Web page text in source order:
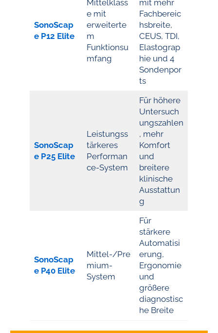
SonoScap
e P12 Elite
Mittelklass
e mit
erweiterte
m
Funktionsu
mfang
mit mehr
Fachbereic
hsbreite,
CEUS, TDI,
Elastograp
hie und 4
Sondenpor
ts
SonoScap
e P25 Elite
Leistungss
tärkeres
Performan
ce-System
Für höhere
Untersuch
ungszahlen
, mehr
Komfort
und
breitere
klinische
Ausstattun
g
SonoScap
e P40 Elite
Mittel-/Pre
mium-
System
Für
stärkere
Automatisi
erung,
Ergonomie
und
größere
diagnostisc
he Breite